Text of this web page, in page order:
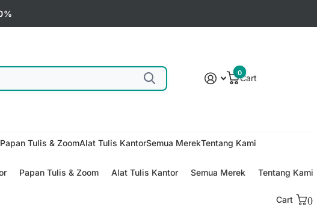
Cart
0
Papan Tulis & ZoomAlat Tulis KantorSemua MerekTentang Kami
Papan Tulis & Zoom Alat Tulis Kantor Semua Merek
Tentang Kami
Cart 0